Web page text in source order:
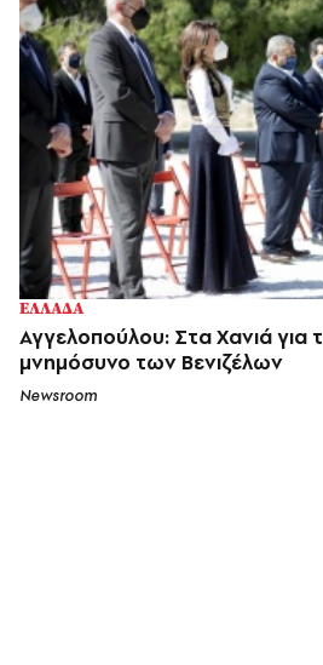
ΕΛΛΑΔΑ
Αγγελοπούλου: Στα Χανιά για
μνημόσυνο των Βενιζέλων
Newsroom